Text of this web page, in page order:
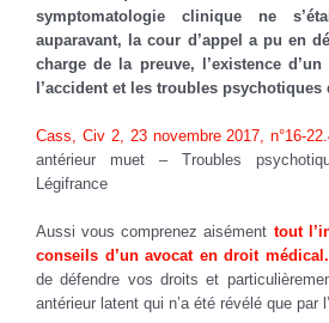
symptomatologie clinique ne
auparavant, la cour d’appel a pu en
charge de la preuve, l’existence
l’accident et les troubles psychotiques
Cass, Civ 2, 23 novembre 2017, n°16-
antérieur muet – Troubles
Légifrance
Aussi vous comprenez aisément tout
conseils d’un avocat en droit médical.
de défendre vos droits et
antérieur latent qui n’a été révélé que par